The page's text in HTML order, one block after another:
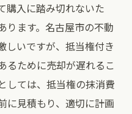
購入に踏み切れないた
ります。名古屋市の不動
しいですが、抵当権付き
るために売却が遅れるこ
しては、抵当権の抹消費
に見積もり、適切に計画